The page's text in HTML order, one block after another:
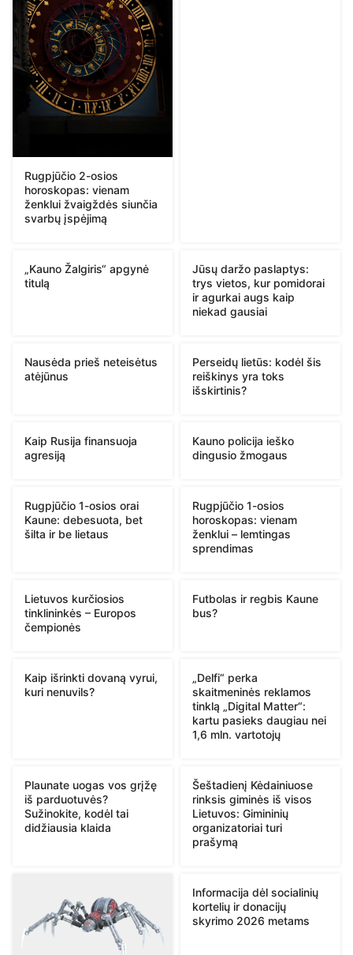
Rugpjūčio 2-osios
horoskopas: vienam
ženklui žvaigždės siunčia
svarbų įspėjimą
„Kauno Žalgiris“ apgynė
titulą
Jūsų daržo paslaptys:
trys vietos, kur pomidorai
ir agurkai augs kaip
niekad gausiai
Nausėda prieš neteisėtus
atėjūnus
Perseidų lietūs: kodėl šis
reiškinys yra toks
išskirtinis?
Kaip Rusija finansuoja
agresiją
Kauno policija ieško
dingusio žmogaus
Rugpjūčio 1-osios orai
Kaune: debesuota, bet
šilta ir be lietaus
Rugpjūčio 1-osios
horoskopas: vienam
ženklui – lemtingas
sprendimas
Lietuvos kurčiosios
tinklininkės – Europos
čempionės
Futbolas ir regbis Kaune
bus?
Kaip išrinkti dovaną vyrui,
kuri nenuvils?
„Delfi“ perka
skaitmeninės reklamos
tinklą „Digital Matter“:
kartu pasieks daugiau nei
1,6 mln. vartotojų
Plaunate uogas vos grįžę
iš parduotuvės?
Sužinokite, kodėl tai
didžiausia klaida
Šeštadienį Kėdainiuose
rinksis giminės iš visos
Lietuvos: Gimininių
organizatoriai turi
prašymą
Informacija dėl socialinių
kortelių ir donacijų
skyrimo 2026 metams